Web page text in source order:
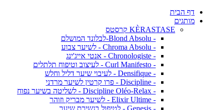
דף הבית
מותגים
KÈRASTASE קרסטס
- Blond Absolu-לבלונד המושלם
- Chroma Absolu - לשיער צבוע
- Chronologiste - אנטי אייג'ינג
- Curl Manifesto - לעיצוב וטיפוח תלתלים
- Densifique - לעיבוי שיער דליל וחלש
- Discipline - פרו קרטין לשיער מרדני
- Discipline Oléo-Relax - לשליטה בשיער נפוח
- Elixir Ultime - לשיער מבריק וזוהר
- Genesis - לטיפול בנשירת שיער